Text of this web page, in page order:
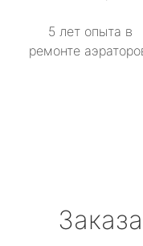
5 лет опыта в
ремонте